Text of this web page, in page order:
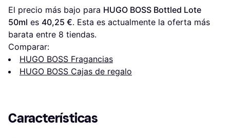
El precio más bajo para HUGO BOSS Bottled Lote
50ml es 40,25 €. Esta es actualmente la oferta más
barata entre 8 tiendas.
Comparar:
HUGO BOSS Fragancias
HUGO BOSS Cajas de regalo
Características